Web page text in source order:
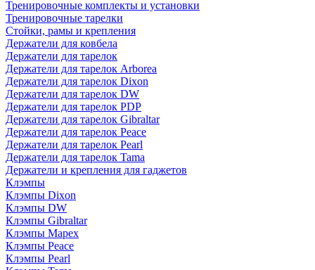
Тренировочные комплекты и установки
Тренировочные тарелки
Стойки, рамы и крепления
Держатели для ковбела
Держатели для тарелок
Держатели для тарелок Arborea
Держатели для тарелок Dixon
Держатели для тарелок DW
Держатели для тарелок PDP
Держатели для тарелок Gibraltar
Держатели для тарелок Peace
Держатели для тарелок Pearl
Держатели для тарелок Tama
Держатели и крепления для гаджетов
Клэмпы
Клэмпы Dixon
Клэмпы DW
Клэмпы Gibraltar
Клэмпы Mapex
Клэмпы Peace
Клэмпы Pearl